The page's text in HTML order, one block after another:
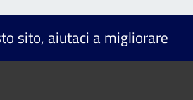
sito, aiutaci a migliorare